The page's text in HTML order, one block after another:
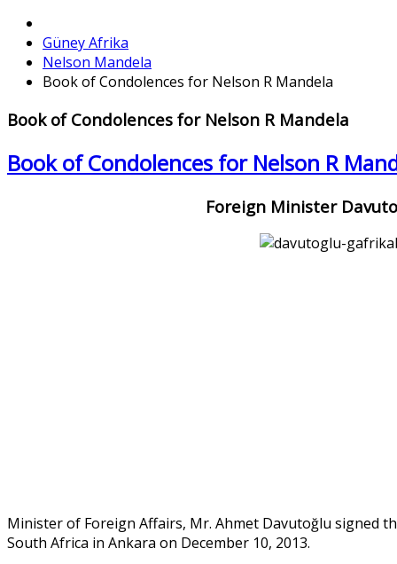
Güney Afrika
Nelson Mandela
Book of Condolences for Nelson R Mandela
Book of Condolences for Nelson R Mandela
Book of Condolences for Nelson R
Foreign Minister
Minister of Foreign Affairs, Mr. Ahmet Davutoğlu signed
South Africa in Ankara on December 10, 2013.